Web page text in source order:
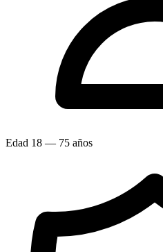
Edad 18 — 75 años